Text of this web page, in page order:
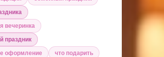
вечеринка
праздник
оформление
что подарить